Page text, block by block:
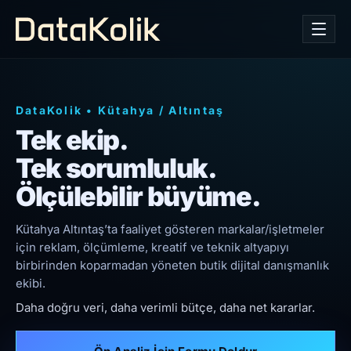
DataKolik • Kütahya /Altıntaş
Tek ekip.
Tek sorumluluk.
Ölçülebilir büyüme.
Kütahya Altıntaş’ta faaliyet gösteren markalar/işletmeler
için reklam, ölçümleme, kreatif ve teknik altyapıyı
birbirinden koparmadan yöneten butik dijital danışmanlık
ekibi.
Daha doğru veri, daha verimli bütçe, daha net kararlar.